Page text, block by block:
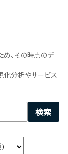
、その時点のデ
化分析やサービス
検索